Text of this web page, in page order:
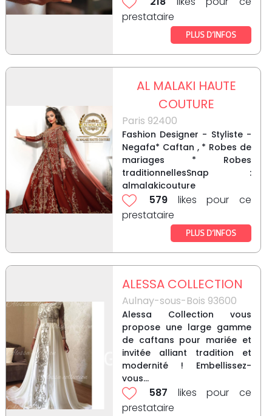
prestataire
PLUS D’INFOS
AL MALAKI HAUTE
COUTURE
Paris 92400
Fashion Designer - Styliste -
Negafa* Caftan , * Robes de
mariages * Robes
traditionnellesSnap :
almalakicouture
579 likes pour ce
prestataire
PLUS D’INFOS
ALESSA COLLECTION
Aulnay-sous-Bois 93600
Alessa Collection vous
propose une large gamme
de caftans pour mariée et
invitée alliant tradition et
modernité ! Embellissez-
vous...
587 likes pour ce
prestataire